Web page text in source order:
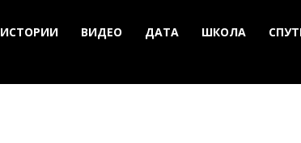
ИСТОРИИ ВИДЕО ДАТА ШКОЛА